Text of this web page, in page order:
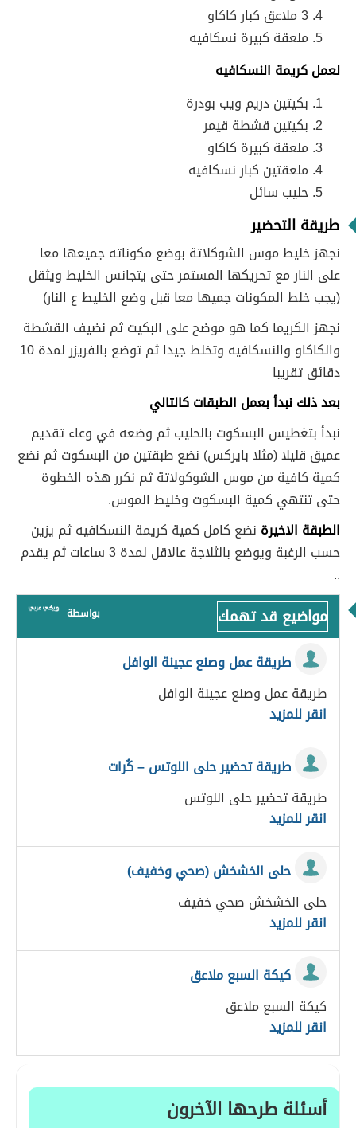
3 ملاعق كبار كاكاو
ملعقة كبيرة نسكافيه
لعمل كريمة النسكافيه
بكيتين دريم ويب بودرة
بكيتين قشطة قيمر
ملعقة كبيرة كاكاو
ملعقتين كبار نسكافيه
حليب سائل
طريقة التحضير
نجهز خليط موس الشوكلاتة بوضع مكوناته جميعها معا
على النار مع تحريكها المستمر حتى يتجانس الخليط ويثقل
(يجب خلط المكونات جميها معا قبل وضع الخليط ع النار)
نجهز الكريما كما هو موضح على البكيت ثم نضيف القشطة
والكاكاو والنسكافيه وتخلط جيدا ثم توضع بالفريزر لمدة 10
دقائق تقريبا
بعد ذلك نبدأ بعمل الطبقات كالتالي
نبدأ بتغطيس البسكوت بالحليب ثم وضعه في وعاء تقديم
عميق قليلا (مثلا بايركس) نضع طبقتين من البسكوت ثم نضع
كمية كافية من موس الشوكولاتة ثم نكرر هذه الخطوة
حتى تنتهي كمية البسكوت وخليط الموس.
الطبقة الاخيرة نضع كامل كمية كريمة النسكافيه ثم يزين
حسب الرغبة ويوضع بالثلاجة عالاقل لمدة 3 ساعات ثم يقدم
..
مواضيع قد تهمك بواسطة
طريقة عمل وصنع عجينة الوافل
طريقة عمل وصنع عجينة الوافل
انقر للمزيد
طريقة تحضير حلى اللوتس – كُرات
طريقة تحضير حلى اللوتس
انقر للمزيد
حلى الخشخش (صحي وخفيف)
حلى الخشخش صحي خفيف
انقر للمزيد
كيكة السبع ملاعق
كيكة السبع ملاعق
انقر للمزيد
أسئلة طرحها الآخرون